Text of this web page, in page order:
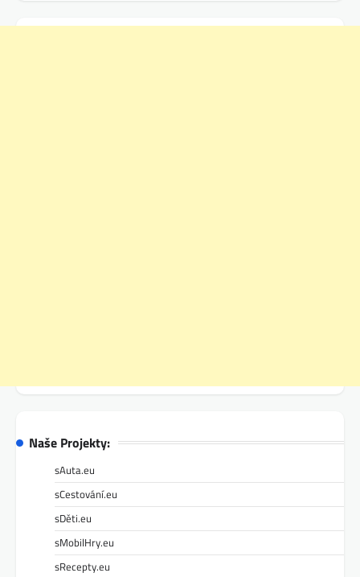
Naše Projekty:
sAuta.eu
sCestování.eu
sDěti.eu
sMobilHry.eu
sRecepty.eu